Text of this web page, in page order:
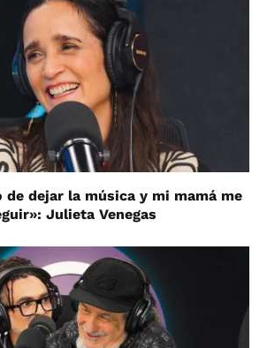
de dejar la música y mi mamá me
Julieta Venegas